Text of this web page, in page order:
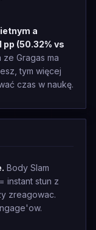
a
(50.32% vs
Gragas ma
tym więcej
czas w naukę.
Body Slam
instant stun z
zreagowac.